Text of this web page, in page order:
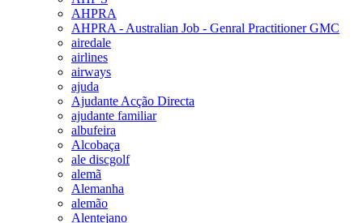
AHPRA
AHPRA - Australian Job - Genral Practitioner GMC
airedale
airlines
airways
ajuda
Ajudante Acção Directa
ajudante familiar
albufeira
Alcobaça
ale discgolf
alemã
Alemanha
alemão
Alentejano